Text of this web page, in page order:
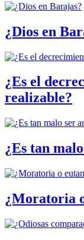
¿Dios en
¿Es el
realizable?
¿Es tan
¿Moratoria